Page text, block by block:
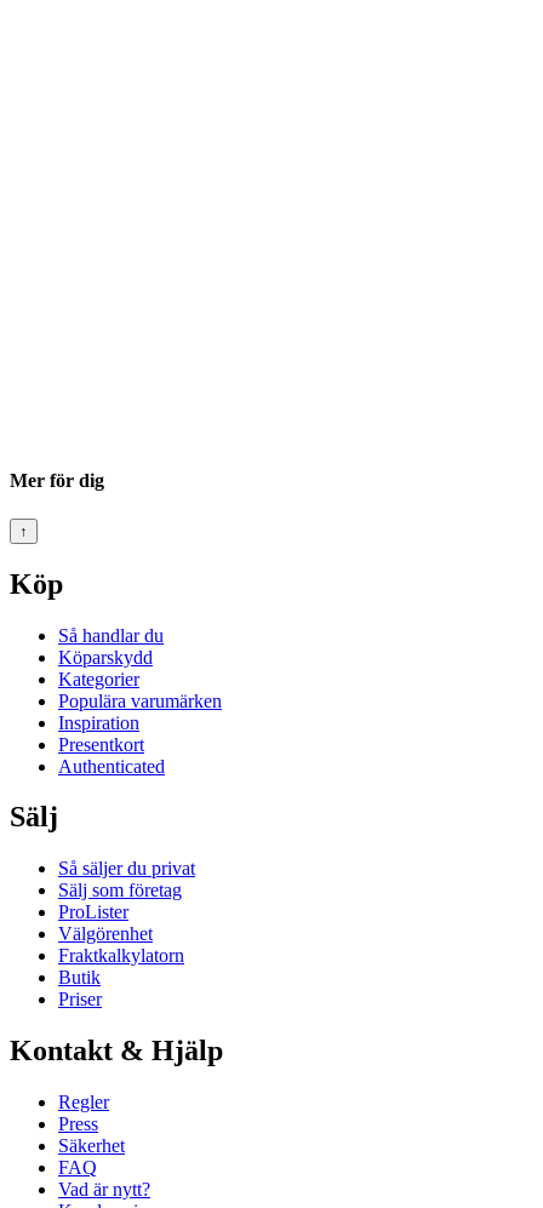
Mer för dig
↑
Köp
Så handlar du
Köparskydd
Kategorier
Populära varumärken
Inspiration
Presentkort
Authenticated
Sälj
Så säljer du privat
Sälj som företag
ProLister
Välgörenhet
Fraktkalkylatorn
Butik
Priser
Kontakt & Hjälp
Regler
Press
Säkerhet
FAQ
Vad är nytt?